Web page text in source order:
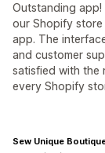
Outstanding
our Shopify
app. The
and customer
satisfied with the
every Shopify
Sew Unique